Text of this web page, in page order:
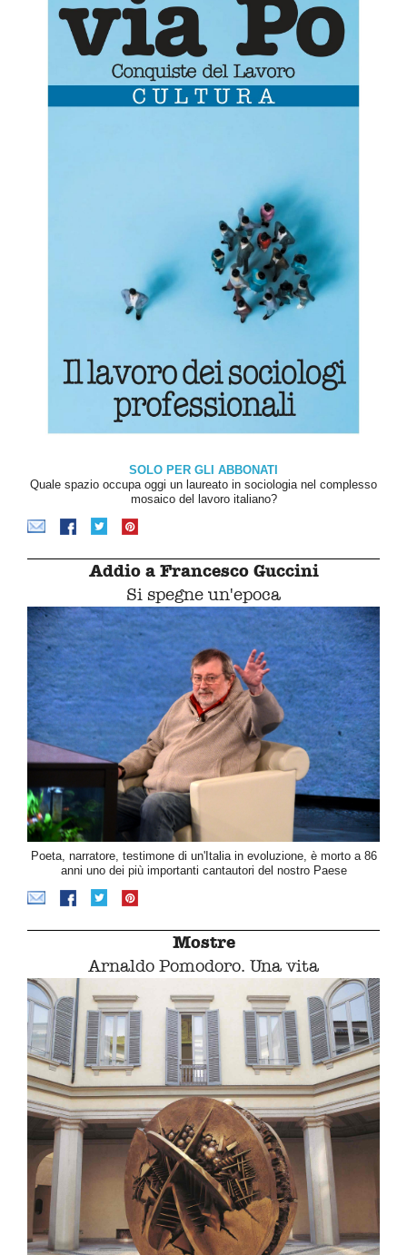
SOLO PER GLI ABBONATI
Quale spazio occupa oggi un laureato in sociologia nel complesso
mosaico del lavoro italiano?
Addio a Francesco Guccini
Si spegne un'epoca
Poeta, narratore, testimone di un'Italia in evoluzione, è morto a 86
anni uno dei più importanti cantautori del nostro Paese
Mostre
Arnaldo Pomodoro. Una vita